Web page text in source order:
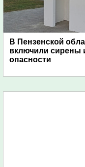
В Пензенской
включили сирены
опасности